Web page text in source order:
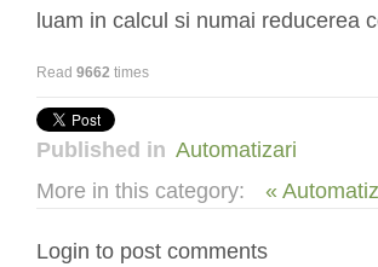
luam in calcul si numai reducerea
Read 9662 times
Published in Automatizari
More in this category:
«
Login to post comments